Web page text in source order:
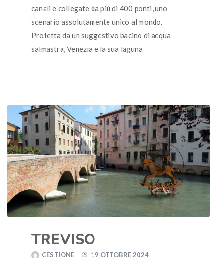
canali e collegate da più di 400 ponti, uno
scenario assolutamente unico al mondo.
Protetta da un suggestivo bacino di acqua
salmastra, Venezia e la sua laguna
TREVISO
GESTIONE
19 OTTOBRE 2024